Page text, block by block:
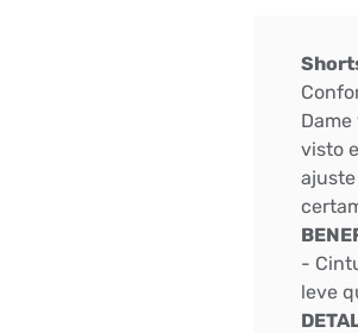
visto
-
leve